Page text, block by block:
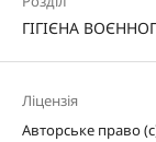
ГІГІЄНА
Ліцензія
Авторське право